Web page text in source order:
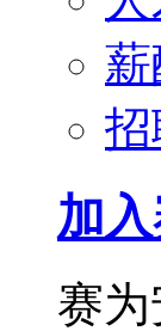
薪
招
加
赛